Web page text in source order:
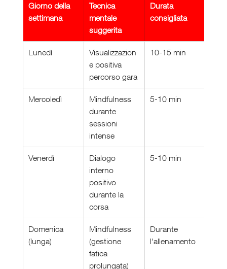
Giorno della
settimana
Tecnica
mentale
suggerita
Durata
consigliata
Lunedì
Visualizzazion
e positiva
percorso gara
10-15 min
Mercoledì
Mindfulness
durante
sessioni
intense
5-10 min
Venerdì
Dialogo
interno
positivo
durante la
corsa
5-10 min
Domenica
(lunga)
Mindfulness
(gestione
fatica
prolungata)
Durante
l'allenamento